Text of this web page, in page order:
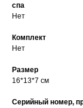
спа
Нет
Комплект
Нет
Размер
16*13*7 см
Серийный номер,